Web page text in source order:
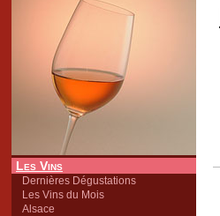
Les Vins
Dernières Dégustations
Les Vins du Mois
Alsace